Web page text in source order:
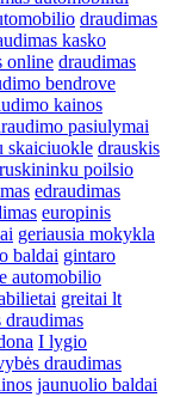
draudimas
kasko
online draudimas
bendrove
kainos
pasiulymai
skaiciuokle drauskis
poilsio
edraudimas
europinis
geriausia mokykla
baldai gintaro
automobilio
greitai lt
draudimas
I lygio
draudimas
jaunuolio baldai